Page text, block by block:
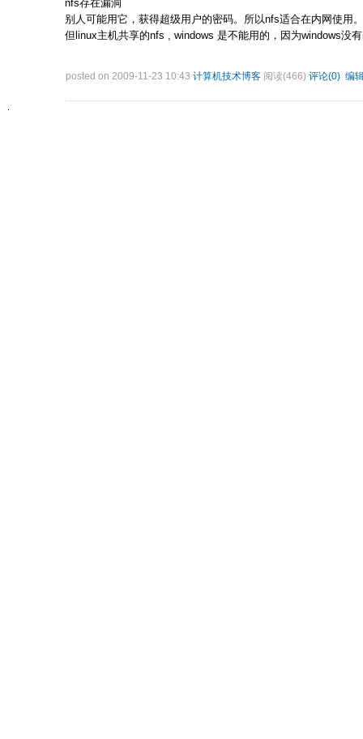
nfs存在漏洞
别人可能用它，获得超级用户的密码。所以nfs适合在内网使用。
但linux主机共享的nfs , windows 是不能用的，因为windows没
posted on 2009-11-23 10:43 计算机技术博客 阅读(466) 评论(0) 编